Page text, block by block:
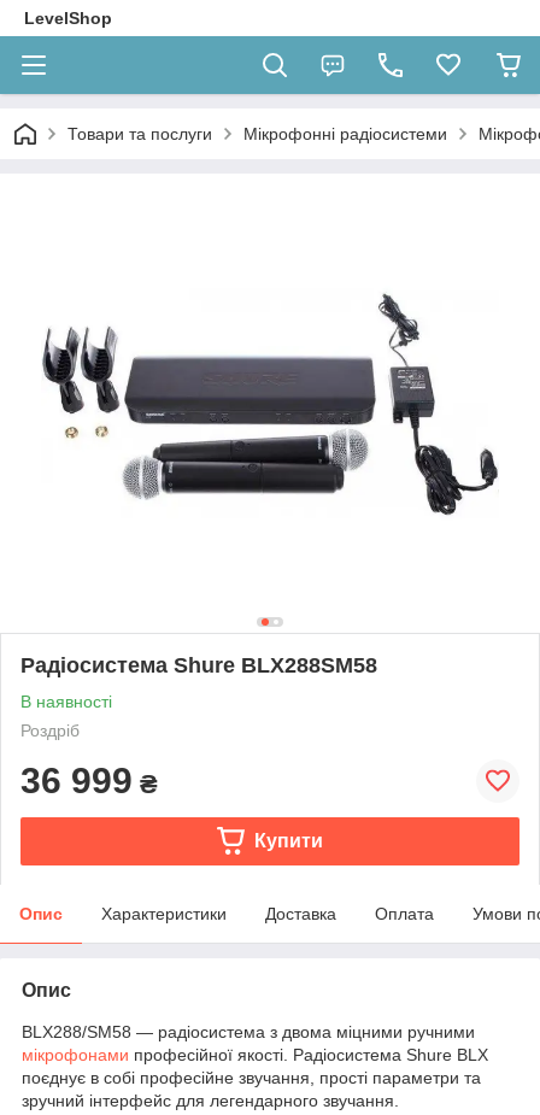
LevelShop
Товари та послуги Мікрофонні радіосистеми
Радіосистема Shure BLX288SM58
В наявності
Роздріб
36 999 ₴
Купити
Опис Характеристики Доставка Оплата Умови
Опис
BLX288/SM58 — радіосистема з двома міцними ручними
мікрофонами професійної якості. Радіосистема Shure BLX
поєднує в собі професійне звучання, прості параметри та
зручний інтерфейс для легендарного звучання.